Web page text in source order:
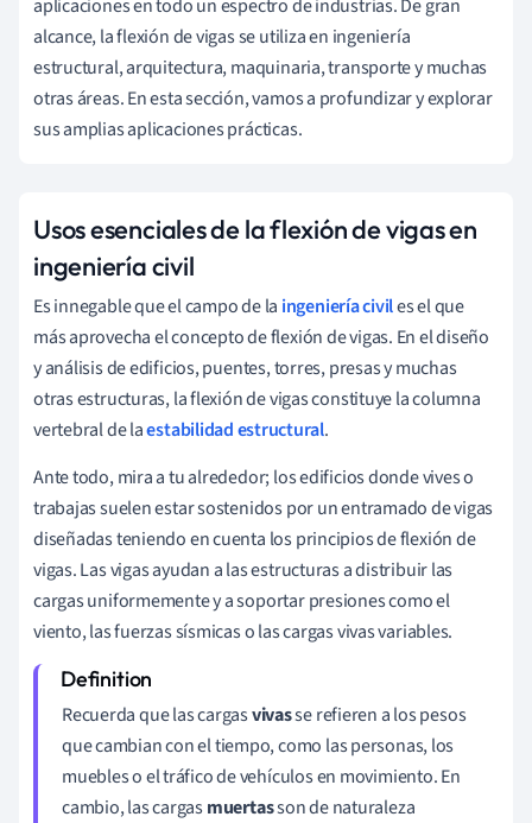
aplicaciones en todo un espectro de industrias. De gran
alcance, la flexión de vigas se utiliza en ingeniería
estructural, arquitectura, maquinaria, transporte y muchas
otras áreas. En esta sección, vamos a profundizar y explorar
sus amplias aplicaciones prácticas.
Usos esenciales de la flexión de vigas en
ingeniería civil
Es innegable que el campo de la ingeniería civiles el que
más aprovecha el concepto de flexión de vigas. En el diseño
y análisis de edificios, puentes, torres, presas y muchas
otras estructuras, la flexión de vigas constituye la columna
vertebral de laestabilidad estructural.
Ante todo, mira a tu alrededor; los edificios donde vives o
trabajas suelen estar sostenidos por un entramado de vigas
diseñadas teniendo en cuenta los principios de flexión de
vigas. Las vigas ayudan a las estructuras a distribuir las
cargas uniformemente y a soportar presiones como el
viento, las fuerzas sísmicas o las cargas vivas variables.
Recuerda que las cargasvivasse refieren a los pesos
que cambian con el tiempo, como las personas, los
muebles o el tráfico de vehículos en movimiento. En
cambio, las cargasmuertasson de naturaleza